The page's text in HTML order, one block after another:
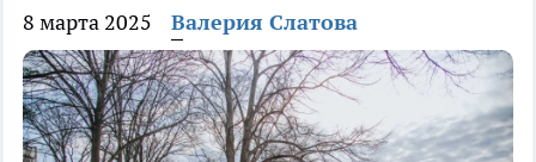
8 марта 2025 Валерия Слатова